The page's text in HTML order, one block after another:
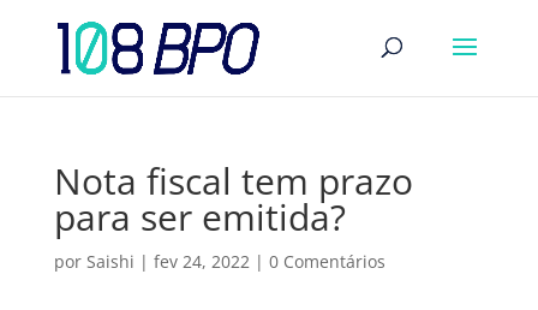
Nota fiscal tem prazo
para ser emitida?
por Saishi | fev 24, 2022| 0 Comentários